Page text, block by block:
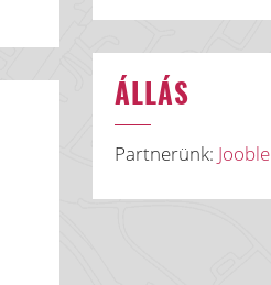
ÁLLÁS
Partnerünk: Jooble